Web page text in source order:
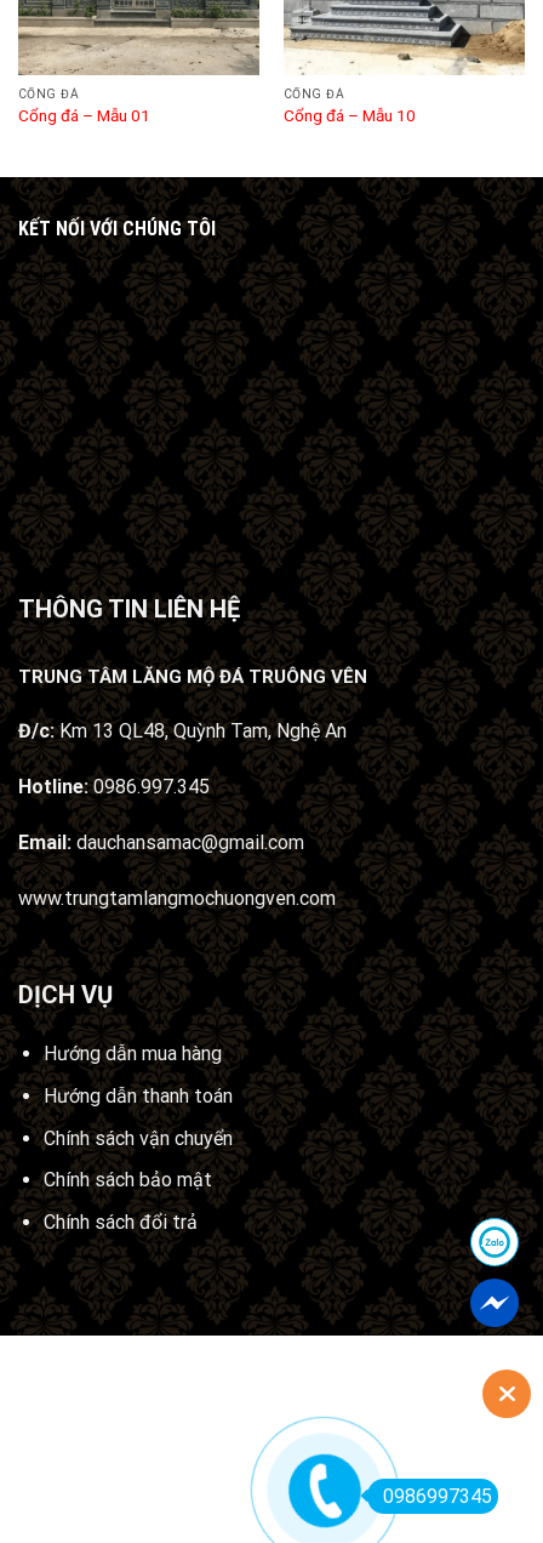
CỔNG ĐÁ
Cổng đá – Mẫu 01
CỔNG ĐÁ
Cổng đá – Mẫu 10
KẾT NỐI VỚI CHÚNG TÔI
THÔNG TIN LIÊN HỆ
TRUNG TÂM LĂNG MỘ ĐÁ TRUÔNG VÊN
Đ/c:Km 13 QL48, Quỳnh Tam, Nghệ An
Hotline: 0986.997.345
Email: dauchansamac@gmail.com
www.trungtamlangmochuongven.com
DỊCH VỤ
Hướng dẫn mua hàng
Hướng dẫn thanh toán
Chính sách vận chuyển
Chính sách bảo mật
Chính sách đổi trả
0986997345